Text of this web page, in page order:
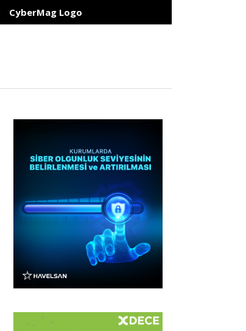
CyberMag Logo